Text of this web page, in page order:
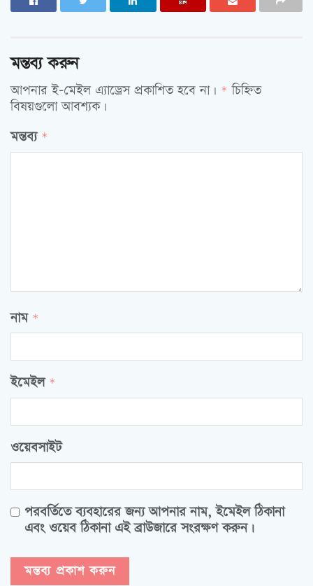
মন্তব্য করুন
আপনার ই-মেইল এ্যাড্রেস প্রকাশিত হবে না। * চিহ্নিত
বিষয়গুলো আবশ্যক।
মন্তব্য *
নাম *
ইমেইল *
ওয়েবসাইট
পরবর্তিতে ব্যবহারের জন্য আপনার নাম, ইমেইল ঠিকানা
এবং ওয়েব ঠিকানা এই ব্রাউজারে সংরক্ষণ করুন।